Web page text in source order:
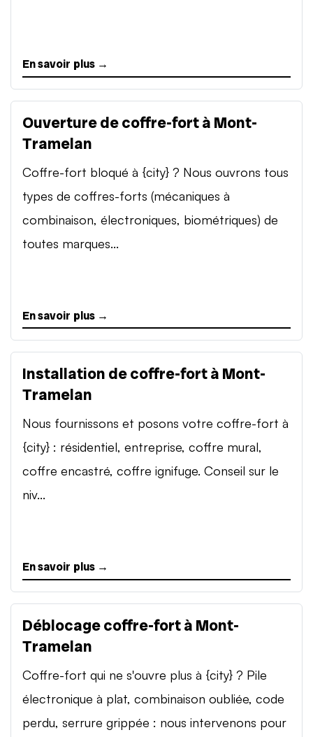
En savoir plus →
Ouverture de coffre-fort à Mont-
Tramelan
Coffre-fort bloqué à {city} ? Nous ouvrons tous
types de coffres-forts (mécaniques à
combinaison, électroniques, biométriques) de
toutes marques...
En savoir plus →
Installation de coffre-fort à Mont-
Tramelan
Nous fournissons et posons votre coffre-fort à
{city} : résidentiel, entreprise, coffre mural,
coffre encastré, coffre ignifuge. Conseil sur le
niv...
En savoir plus →
Déblocage coffre-fort à Mont-
Tramelan
Coffre-fort qui ne s'ouvre plus à {city} ? Pile
électronique à plat, combinaison oubliée, code
perdu, serrure grippée : nous intervenons pour